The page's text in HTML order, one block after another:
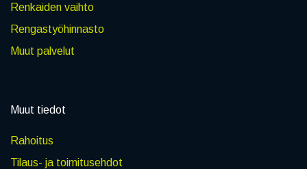
Renkaiden vaihto
Rengastyöhinnasto
Muut palvelut
Muut tiedot
Rahoitus
Tilaus- ja toimitusehdot